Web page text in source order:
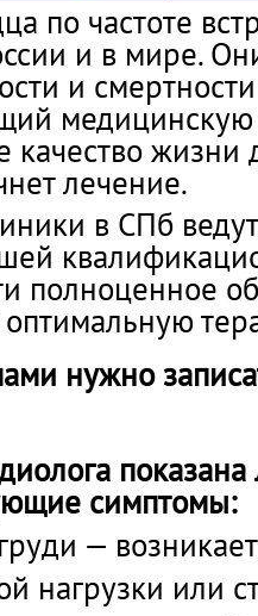
по частоте
и в мире.
и
качество жизни
лечение.
в СПб
полноценное
нужно
симптомы:
—
нагрузки или